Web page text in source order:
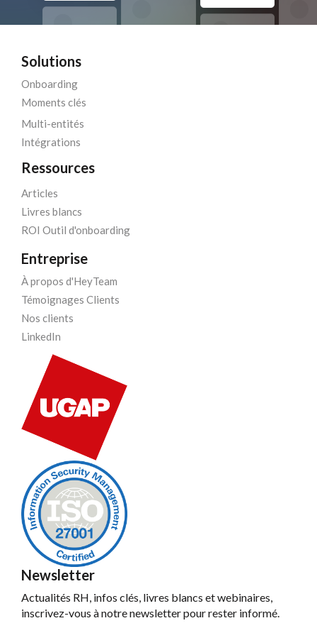
Solutions
Onboarding
Moments clés
Multi-entités
Intégrations
Ressources
Articles
Livres blancs
ROI Outil d'onboarding
Entreprise
À propos d'HeyTeam
Témoignages Clients
Nos clients
LinkedIn
Newsletter
Actualités RH, infos clés, livres blancs et webinaires,
inscrivez-vous à notre newsletter pour rester informé.